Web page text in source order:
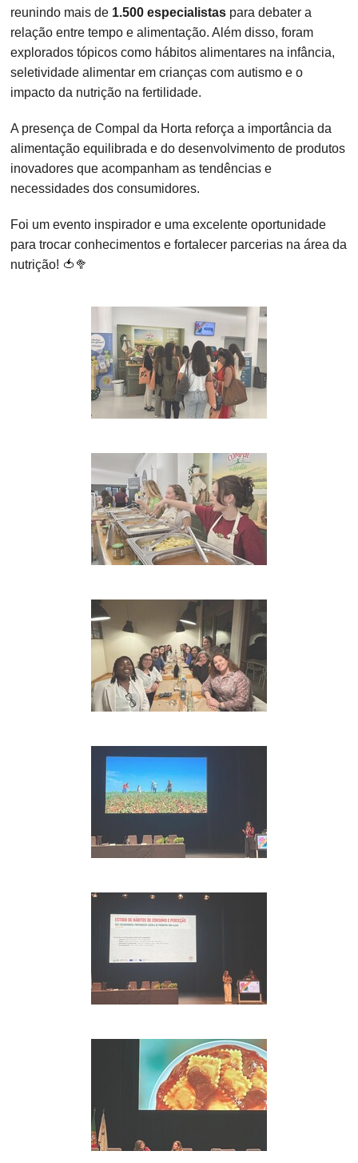
reunindo mais de 1.500 especialistas para debater a
relação entre tempo e alimentação. Além disso, foram
explorados tópicos como hábitos alimentares na infância,
seletividade alimentar em crianças com autismo e o
impacto da nutrição na fertilidade.
A presença de Compal da Horta reforça a importância da
alimentação equilibrada e do desenvolvimento de produtos
inovadores que acompanham as tendências e
necessidades dos consumidores.
Foi um evento inspirador e uma excelente oportunidade
para trocar conhecimentos e fortalecer parcerias na área da
nutrição! 🍅🥦